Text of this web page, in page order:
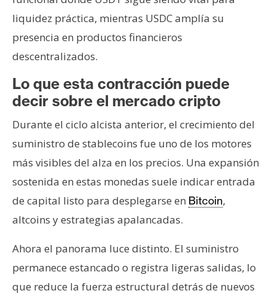
liquidez práctica, mientras USDC amplía su
presencia en productos financieros
descentralizados.
Lo que esta contracción puede
decir sobre el mercado cripto
Durante el ciclo alcista anterior, el crecimiento del
suministro de stablecoins fue uno de los motores
más visibles del alza en los precios. Una expansión
sostenida en estas monedas suele indicar entrada
de capital listo para desplegarse en Bitcoin,
altcoins y estrategias apalancadas.
Ahora el panorama luce distinto. El suministro
permanece estancado o registra ligeras salidas, lo
que reduce la fuerza estructural detrás de nuevos